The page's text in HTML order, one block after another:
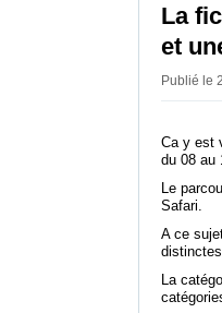
La
et
Publié le
Ca y est
du 08 au
Le
Safari.
A ce
La